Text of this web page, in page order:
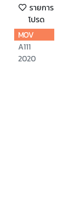
รายการ
โปรด
MOV
A111
2020